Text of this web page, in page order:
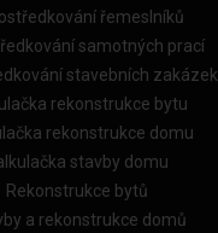
řemeslníků
samotných prací
stavebních zakázek
rekonstrukce bytu
rekonstrukce domu
stavby domu
Rekonstrukce bytů
a rekonstrukce domů